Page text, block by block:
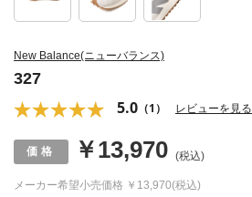
New Balance(ニューバランス)
327
5.0 （1） レビューを見る
メーカー希望小売価格 ￥13,970(税込)
￥13,970 (税込)